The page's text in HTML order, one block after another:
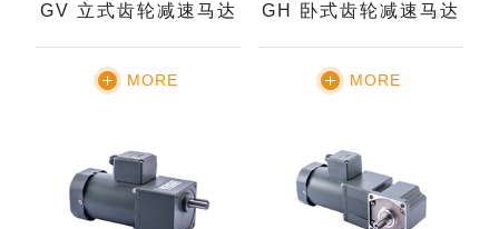
GV 立式齿轮减速马达
MORE
GH 卧式齿轮减速马达
MORE